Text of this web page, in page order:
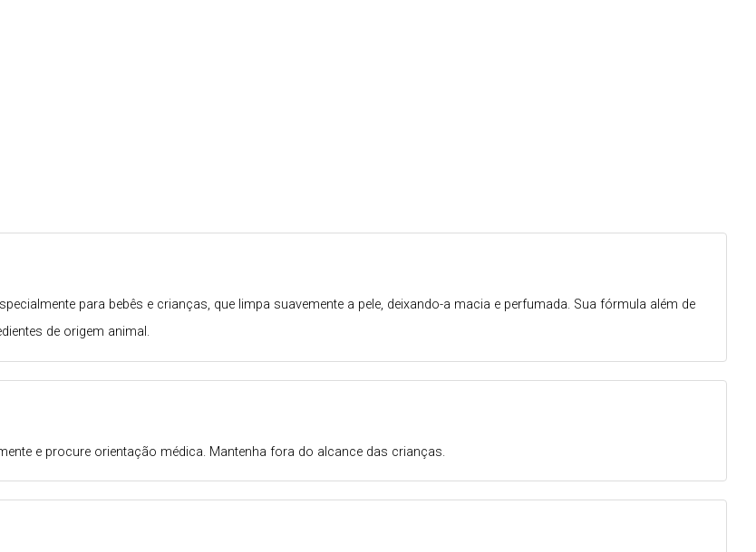
e procure orientação médica. Mantenha fora do alcance das crianças.
para bebês e crianças, que limpa suavemente a pele, deixando-a macia e perfumada. Sua fórmula além de
de origem animal.